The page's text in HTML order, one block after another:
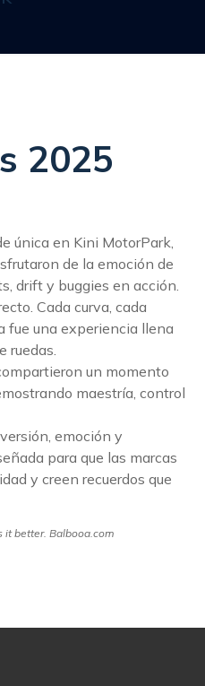
2025
única en Kini MotorPark,
de la emoción de
drift y buggies en acción.
Cada curva, cada
fue una experiencia llena
ruedas.
un momento
maestría, control
emoción y
para que las marcas
y creen recuerdos que
it better. Balbooa.com